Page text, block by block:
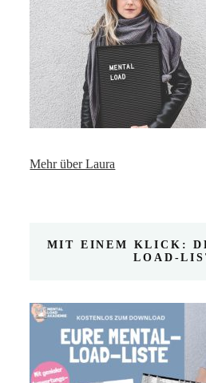
Mehr über Laura
MIT EINEM KLICK:
LOAD-